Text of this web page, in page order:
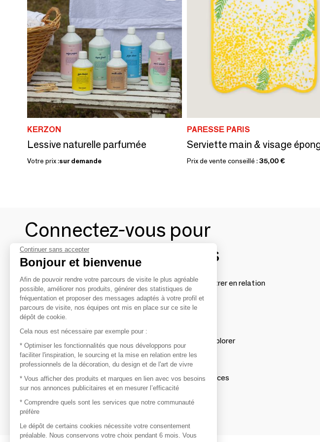
KERZON
Lessive naturelle parfumée
Votre prix :sur demande
PARESSE PARIS
Prix de vente conseillé : 35,00 €
Connectez-vous pour
contacter les marques
Afin de profiter au mieux de l'expérience MOM et de rentrer en relation
avec vos marques préférées, créez-vous un compte.
Découvrir
Les produits de milliers de fournisseurs à explorer
S'inspirer
Inspiration et sélections de produits tendances
Contacter
Continuer sans accepter
Bonjour et bienvenue
Afin de pouvoir rendre votre parcours de visite le plus agréable
possible, améliorer nos produits, générer des statistiques de
fréquentation et proposer des messages adaptés à votre profil et
parcours de visite, nos équipes ont mis en place sur ce site le
dépôt de cookie.
Cela nous est nécessaire par exemple pour :
* Optimiser les fonctionnalités que nous développons pour
faciliter l'inspiration, le sourcing et la mise en relation entre les
professionnels de la décoration, du design et de l'art de vivre
* Vous afficher des produits et marques en lien avec vos besoins
sur nos annonces publicitaires et en mesurer l’efficacité
* Comprendre quels sont les services que notre communauté
préfère
Le dépôt de certains cookies nécessite votre consentement
préalable. Nous conservons votre choix pendant 6 mois. Vous